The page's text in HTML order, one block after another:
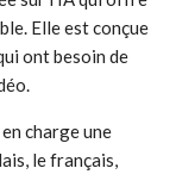
Elle est conçue
ont besoin de
charge une
le français,